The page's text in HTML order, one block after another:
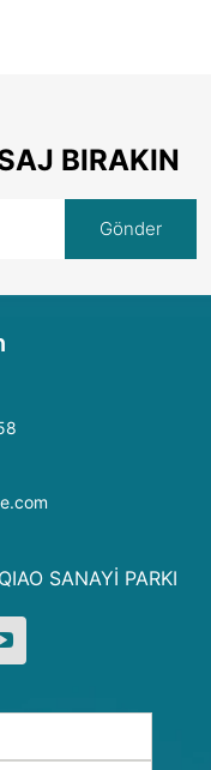
BIRAKIN
SANAYİ PARKI